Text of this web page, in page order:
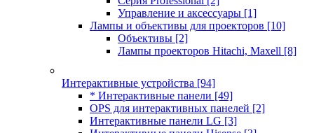
Управление и аксессуары [1]
Лампы и объективы для проекторов [10]
Объективы [2]
Лампы проекторов Hitachi, Maxell [8]
Интерактивные устройства [94]
* Интерактивные панели [49]
OPS для интерактивных панелей [2]
Интерактивные панели LG [3]